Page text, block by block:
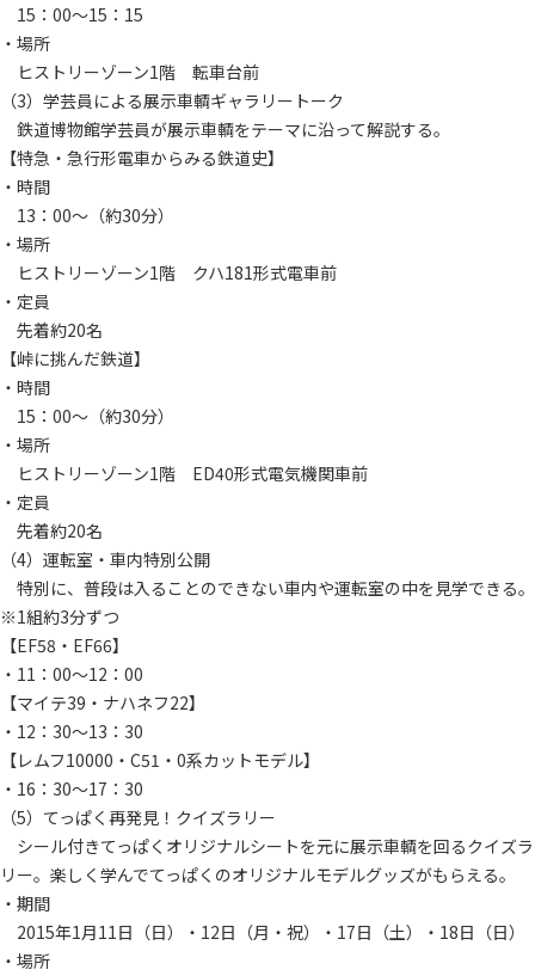
15：00～15：15
・場所
ヒストリーゾーン1階 転車台前
（3）学芸員による展示車輌ギャラリートーク
鉄道博物館学芸員が展示車輌をテーマに沿って解説する。
【特急・急行形電車からみる鉄道史】
・時間
13：00～（約30分）
・場所
ヒストリーゾーン1階 クハ181形式電車前
・定員
先着約20名
【峠に挑んだ鉄道】
・時間
15：00～（約30分）
・場所
ヒストリーゾーン1階 ED40形式電気機関車前
・定員
先着約20名
（4）運転室・車内特別公開
特別に、普段は入ることのできない車内や運転室の中を見学できる。
※1組約3分ずつ
【EF58・EF66】
・11：00～12：00
【マイテ39・ナハネフ22】
・12：30～13：30
【レムフ10000・C51・0系カットモデル】
・16：30～17：30
（5）てっぱく再発見！クイズラリー
シール付きてっぱくオリジナルシートを元に展示車輌を回るクイズラ
リー。楽しく学んでてっぱくのオリジナルモデルグッズがもらえる。
・期間
2015年1月11日（日）・12日（月・祝）・17日（土）・18日（日）
・場所